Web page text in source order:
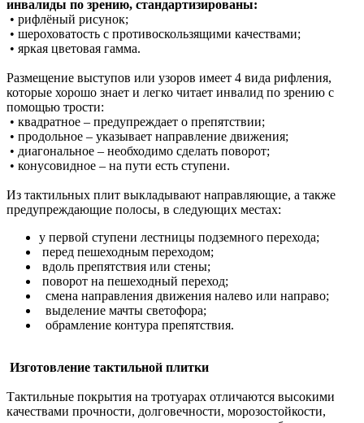
инвалиды по зрению, стандартизированы:
• рифлёный рисунок;
• шероховатость с противоскользящими качествами;
• яркая цветовая гамма.
Размещение выступов или узоров имеет 4 вида рифления,
которые хорошо знает и легко читает инвалид по зрению с
помощью трости:
• квадратное – предупреждает о препятствии;
• продольное – указывает направление движения;
• диагональное – необходимо сделать поворот;
• конусовидное – на пути есть ступени.
Из тактильных плит выкладывают направляющие, а также
предупреждающие полосы, в следующих местах:
у первой ступени лестницы подземного перехода;
перед пешеходным переходом;
вдоль препятствия или стены;
поворот на пешеходный переход;
смена направления движения налево или направо;
выделение мачты светофора;
обрамление контура препятствия.
Изготовление тактильной плитки
Тактильные покрытия на тротуарах отличаются высокими
качествами прочности, долговечности, морозостойкости,